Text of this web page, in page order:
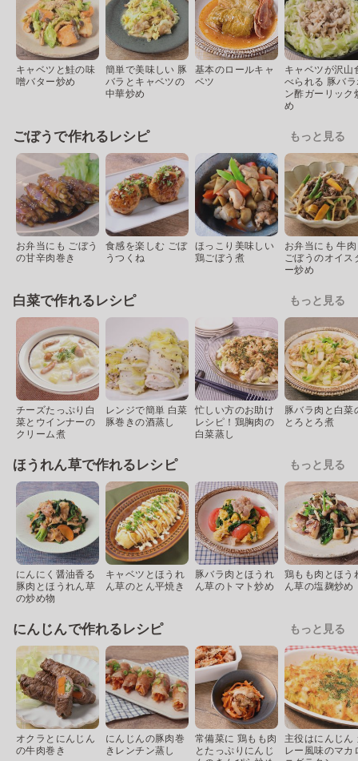
キャベツと鮭の味
噌バター炒め
簡単で美味しい 豚
バラとキャベツの
中華炒め
基本のロールキャ
ベツ
キャベツが沢山
べられる 豚バ
ン酢ガーリック
め
ごぼうで作れるレシピ もっと見る
お弁当にも ごぼう
の甘辛肉巻き
食感を楽しむ ごぼ
うつくね
ほっこり美味しい
鶏ごぼう煮
お弁当にも 牛
ごぼうのオイス
ー炒め
白菜で作れるレシピ もっと見る
チーズたっぷり白
菜とウインナーの
クリーム煮
レンジで簡単 白菜
豚巻きの酒蒸し
忙しい方のお助け
レシピ！鶏胸肉の
白菜蒸し
豚バラ肉と白菜
とろとろ煮
ほうれん草で作れるレシピ もっと見る
にんにく醤油香る
豚肉とほうれん草
の炒め物
キャベツとほうれ
ん草のとん平焼き
豚バラ肉とほうれ
ん草のトマト炒め
鶏もも肉とほう
ん草の塩麹炒め
にんじんで作れるレシピ もっと見る
オクラとにんじん
の牛肉巻き
にんじんの豚肉巻
きレンチン蒸し
常備菜に 鶏もも肉
とたっぷりにんじ
主役はにんじん
レー風味のマカ